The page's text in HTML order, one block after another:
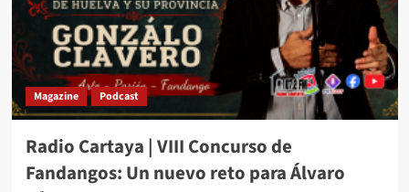
Magazine Podcast
Radio Cartaya | VIII Concurso de
Fandangos: Un nuevo reto para Álvaro